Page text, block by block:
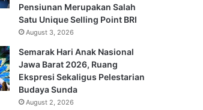
Pensiunan Merupakan Salah
Satu Unique Selling Point BRI
August 3, 2026
Semarak Hari Anak Nasional
Jawa Barat 2026, Ruang
Ekspresi Sekaligus Pelestarian
Budaya Sunda
August 2, 2026